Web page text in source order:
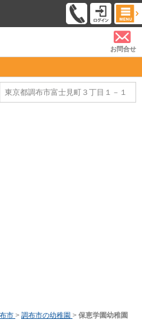
お問合せ
東京都調布市富士見町３丁目１－１
市 > 調布市の幼稚園 > 保恵学園幼稚園